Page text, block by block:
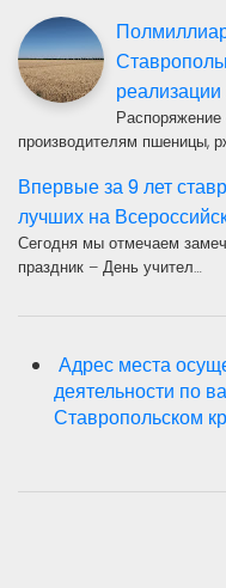
производителям пшеницы,
Впервые за 9 лет
лучших на
Сегодня мы отмечаем
праздник – День учител…
Адрес места
деятельности по
Ставропольском